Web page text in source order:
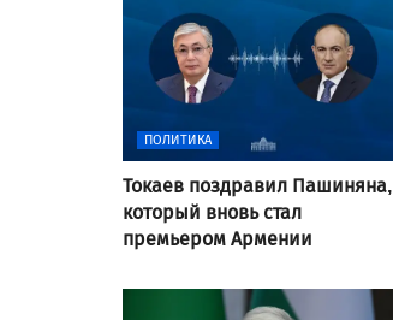
ПОЛИТИКА
Токаев поздравил Пашиняна,
который вновь стал
премьером Армении